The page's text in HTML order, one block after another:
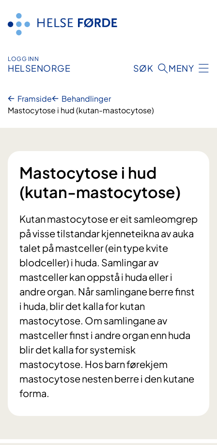
innhald
LOGG INN
HELSENORGE SØK MENY
Framside
Behandlinger
Mastocytose i hud (kutan-mastocytose)
Mastocytose i hud
(kutan-mastocytose)
Kutan mastocytose er eit samleomgrep
på visse tilstandar kjenneteikna av auka
talet på mastceller (ein type kvite
blodceller) i huda. Samlingar av
mastceller kan oppstå i huda eller i
andre organ. Når samlingane berre finst
i huda, blir det kalla for kutan
mastocytose. Om samlingane av
mastceller finst i andre organ enn huda
blir det kalla for systemisk
mastocytose. Hos barn førekjem
mastocytose nesten berre i den kutane
forma.